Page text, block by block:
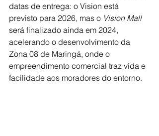
datas de entrega: o Vision está
previsto para 2026, mas o Vision Mall
será finalizado ainda em 2024,
acelerando o desenvolvimento da
Zona 08 de Maringá, onde o
empreendimento comercial traz vida e
facilidade aos moradores do entorno.